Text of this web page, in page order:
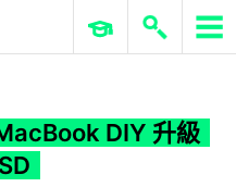
ERP 與商業 AI
DIY 升級